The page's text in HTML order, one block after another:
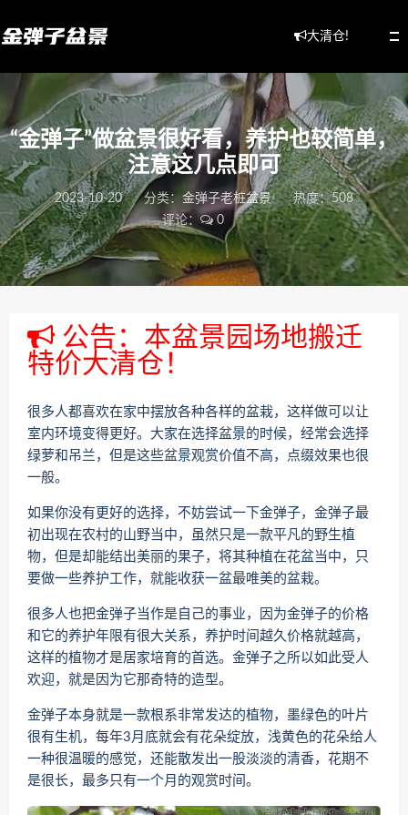
大清仓!
“金弹子”做盆景很好看，养护也较简单，
注意这几点即可
2023-10-20 分类： 金弹子老桩盆景
热度：508
评论：
0
公告：本盆景园场地搬迁
特价大清仓！
很多人都喜欢在家中摆放各种各样的盆栽，这样做可以让
室内环境变得更好。大家在选择盆景的时候，经常会选择
绿萝和吊兰，但是这些盆景观赏价值不高，点缀效果也很
一般。
如果你没有更好的选择，不妨尝试一下金弹子，金弹子最
初出现在农村的山野当中，虽然只是一款平凡的野生植
物，但是却能结出美丽的果子，将其种植在花盆当中，只
要做一些养护工作，就能收获一盆最唯美的盆栽。
很多人也把金弹子当作是自己的事业，因为金弹子的价格
和它的养护年限有很大关系，养护时间越久价格就越高，
这样的植物才是居家培育的首选。金弹子之所以如此受人
欢迎，就是因为它那奇特的造型。
金弹子本身就是一款根系非常发达的植物，墨绿色的叶片
很有生机，每年3月底就会有花朵绽放，浅黄色的花朵给人
一种很温暖的感觉，还能散发出一股淡淡的清香，花期不
是很长，最多只有一个月的观赏时间。